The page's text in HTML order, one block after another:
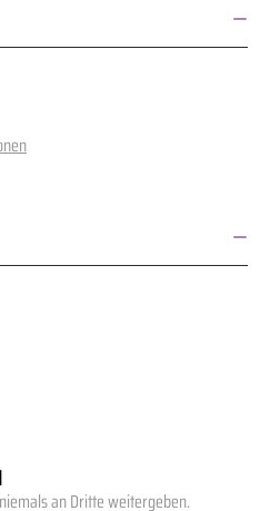
an Dritte weitergeben.